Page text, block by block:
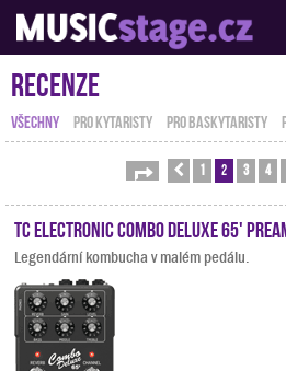
S muzikanty pro muzikanty
Recenze
VŠECHNY PRO KYTARISTY PRO BASKYTARISTY
Stránka zPředchozí
1 2 3 4
TC Electronic Combo Deluxe 65'
Legendární kombucha v malém pedálu.